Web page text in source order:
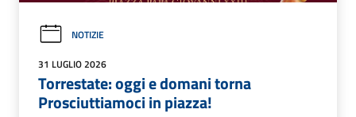
NOTIZIE
31 LUGLIO 2026
Torrestate: oggi e domani torna
Prosciuttiamoci in piazza!